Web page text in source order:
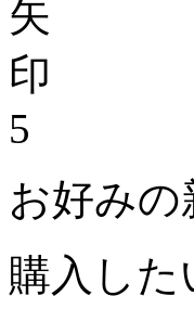
5
お好み
購入し